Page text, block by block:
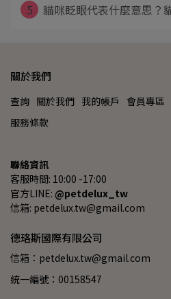
5
貓咪眨眼代表什麼意思？
關於我們
查詢 關於我們 我的帳戶 會員專區
服務條款
聯絡資訊
客服時間: 10:00 -17:00
官方LINE: @petdelux_tw
信箱: petdelux.tw@gmail.com
德珞斯國際有限公司
信箱：petdelux.tw@gmail.com
統一編號：00158547